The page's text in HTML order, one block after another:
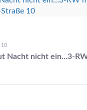
10
Nacht nicht ein…3-